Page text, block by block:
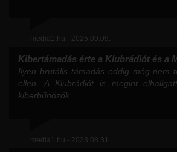
media1.hu - 2025.09.09.
Kibertámadás érte a Klubrádiót és a
Ilyen brutális támadás eddig még nem
ellen. A Klubrádiót is megint
kiberbűnözők...
media1.hu - 2023.08.31.